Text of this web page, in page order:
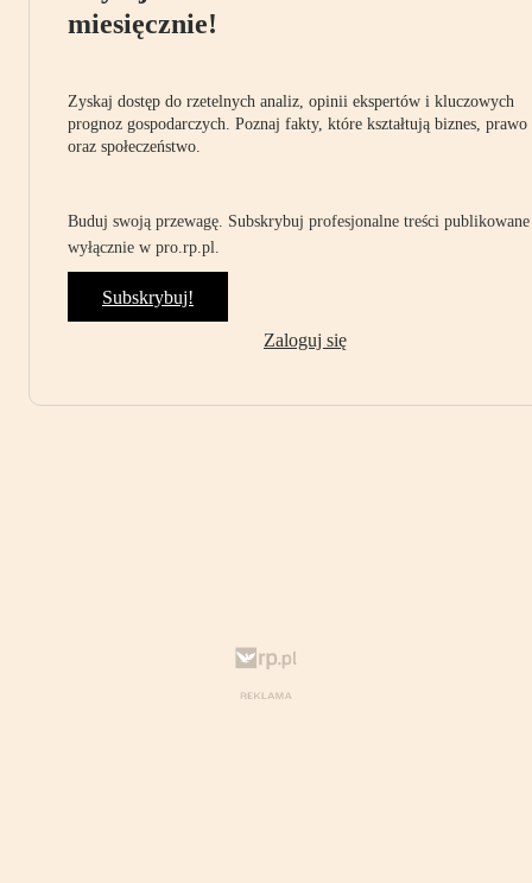
miesięcznie!
Zyskaj dostęp do rzetelnych analiz, opinii ekspertów i kluczowych
prognoz gospodarczych. Poznaj fakty, które kształtują biznes, prawo
oraz społeczeństwo.
Buduj swoją przewagę. Subskrybuj profesjonalne treści publikowane
wyłącznie w pro.rp.pl.
Subskrybuj!
Zaloguj się